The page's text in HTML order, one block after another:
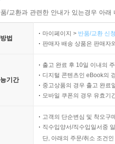
/교환과 관련한 안내가 있는경우 아
법
마이페이지 > 반품/교환 신
판매자 배송 상품은 판매자
기간
출고 완료 후 10일 이내의
디지털 콘텐츠인 eBook의
중고상품의 경우 출고 완료
모바일 쿠폰의 경우 유효기
고객의 단순변심 및 착오구
직수입양서/직수입일서중
단, 아래의 주문/취소 조건